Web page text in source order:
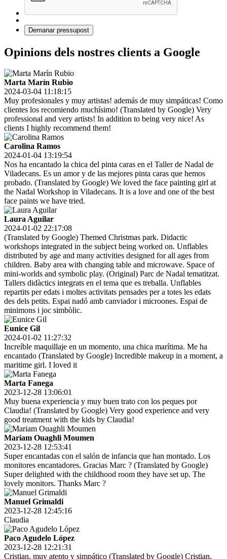
Opinions dels nostres clients a Google
Marta Marín Rubio
2024-03-04 11:18:15
Muy profesionales y muy artistas! además de muy simpáticas! Como
clientes los recomiendo muchísimo! (Translated by Google) Very
professional and very artists! In addition to being very nice! As
clients I highly recommend them!
Carolina Ramos
2024-01-04 13:19:54
Nos ha encantado la chica del pinta caras en el Taller de Nadal de
Viladecans. Es un amor y de las mejores pinta caras que hemos
probado. (Translated by Google) We loved the face painting girl at
the Nadal Workshop in Viladecans. It is a love and one of the best
face paints we have tried.
Laura Aguilar
2024-01-02 22:17:08
(Translated by Google) Themed Christmas park. Didactic
workshops integrated in the subject being worked on. Unflables
distributed by age and many activities designed for all ages from
children. Baby area with changing table and microwave. Space of
mini-worlds and symbolic play. (Original) Parc de Nadal tematitzat.
Tallers didàctics integrats en el tema que es treballa. Unflables
repartits per edats i moltes activitats pensades per a totes les edats
des dels petits. Espai nadó amb canviador i microones. Espai de
minimons i joc simbòlic.
Eunice Gil
2024-01-02 11:27:32
Increíble maquillaje en un momento, una chica marítima. Me ha
encantado (Translated by Google) Incredible makeup in a moment, a
maritime girl. I loved it
Marta Fanega
2023-12-28 13:06:01
Muy buena experiencia y muy buen trato con los peques por
Claudia! (Translated by Google) Very good experience and very
good treatment with the kids by Claudia!
Mariam Ouaghli Moumen
2023-12-28 12:53:41
Super encantadas con el salón de infancia que han montado. Los
monitores encantadores. Gracias Marc ? (Translated by Google)
Super delighted with the childhood room they have set up. The
lovely monitors. Thanks Marc ?
Manuel Grimaldi
2023-12-28 12:45:16
Claudia
Paco Agudelo López
2023-12-28 12:21:31
Cristian, muy atento y simpático (Translated by Google) Cristian,